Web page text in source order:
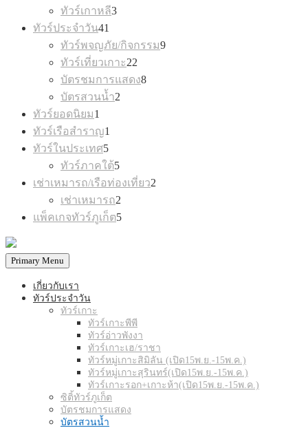
ทัวร์เกาหลี3
ทัวร์ประจำวัน41
ทัวร์พจญภัย/กิจกรรม99
ทัวร์เที่ยวเกาะ22
บัตรชมการแสดง8
บัตรสวนน้ำ2
ทัวร์ยอดนิยม1
ทัวร์เรือสำราญ1
ทัวร์ในประเทศ5
products
ทัวร์ภาคใต้5
products
เช่าเหมารถ/เรือท่องเที่ยว2
เช่าเหมารถ2
แพ็คเกจทัวร์ภูเก็ต5
Primary Menu
เกี่ยวกับเรา
ทัวร์ประจำวัน
ทัวร์เกาะ
ทัวร์เกาะพีพี
ทัวร์อ่าวพังงา
ทัวร์เกาะเฮ/ราชา
ทัวร์หมู่เกาะสิมิลัน (เปิด15พ.ย.-15พ.ค.)
ทัวร์หมู่เกาะสุรินทร์(เปิด15พ.ย.-15พ.ค.)
ทัวร์เกาะรอก+เกาะห้า(เปิด15พ.ย.-15พ.ค.)
ซิติ้ทัวร์ภูเก็ต
บัตรชมการแสดง
บัตรสวนน้ำ